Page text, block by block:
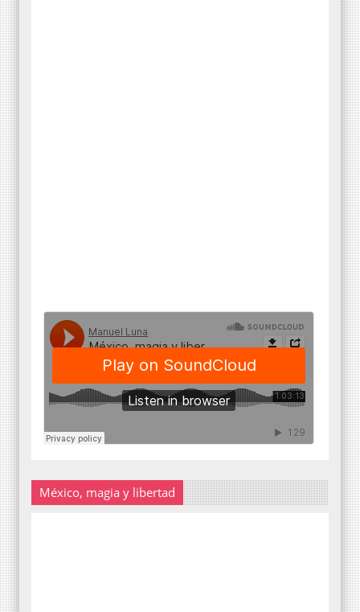
México, magia y libertad